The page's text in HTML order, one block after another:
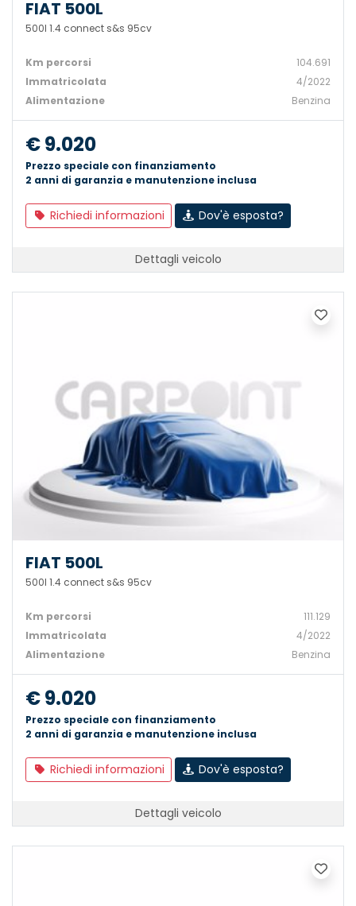
FIAT 500L
500l 1.4 connect s&s 95cv
Km percorsi
104.691
Immatricolata
4/2022
Alimentazione
Benzina
€ 9.020
Prezzo speciale con finanziamento
2 anni di garanzia e manutenzione inclusa
Richiedi informazioni Dov'è esposta?
Dettagli veicolo
FIAT 500L
500l 1.4 connect s&s 95cv
Km percorsi
111.129
Immatricolata
4/2022
Alimentazione
Benzina
€ 9.020
Prezzo speciale con finanziamento
2 anni di garanzia e manutenzione inclusa
Richiedi informazioni Dov'è esposta?
Dettagli veicolo